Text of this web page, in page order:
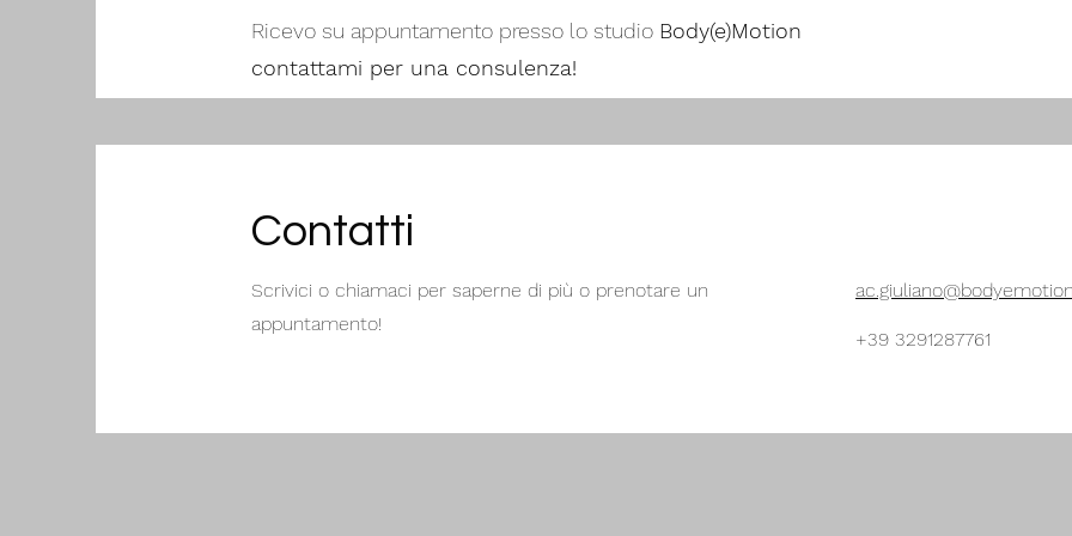
Ricevo su appuntamento presso lo studio Body(e)Motion
contattami per una consulenza!
Contatti
Scrivici o chiamaci per saperne di più o prenotare un
appuntamento!
+39 3291287761